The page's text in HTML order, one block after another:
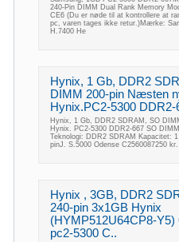
240-Pin DIMM Dual Rank Memory
CE6 (Du er nøde til at kontrollere at
pc, varen tages ikke retur.)Mærke:
H.7400 He
Hynix, 1 Gb, DDR2
DIMM 200-pin Næsten
Hynix.PC2-5300 DDR2-
Hynix, 1 Gb, DDR2 SDRAM, SO
Hynix. PC2-5300 DDR2-667 SO
Teknologi: DDR2 SDRAM Kapacitet:
pinJ. S.5000 Odense C2560087250 kr.
Hynix , 3GB, DDR2
240-pin 3x1GB Hynix
(HYMP512U64CP8-Y5)
pc2-5300 C..